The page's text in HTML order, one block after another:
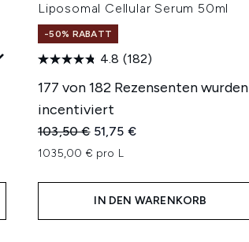
Liposomal Cellular Serum 50ml
-50% RABATT
4.8 (182)
177 von 182 Rezensenten wurden
incentiviert
Unverbindliche Preisempfehlung:
103,50 € Aktueller Preis:
51,75 €
1035,00 € pro L
IN DEN WARENKORB